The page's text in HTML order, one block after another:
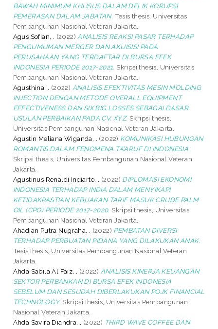
BAWAH MINIMUM KHUSUS DALAM DELIK KORUPSI
PEMERASAN DALAM JABATAN. Tesis thesis, Universitas
Pembangunan Nasional Veteran Jakarta.
Agus Sofian, .
(2022) ANALISIS REAKSI PASAR TERHADAP
PENGUMUMAN MERGER DAN AKUISISI PADA
PERUSAHAAN YANG TERDAFTAR DI BURSA EFEK
INDONESIA PERIODE 2017-2021. Skripsi thesis, Universitas
Pembangunan Nasional Veteran Jakarta.
Agusthina, .
(2022) ANALISIS EFEKTIVITAS MESIN MOLDING
INJECTION DENGAN METODE OVERALL EQUIPMENT
EFFECTIVENESS DAN SIX BIG LOSSES SEBAGAI DASAR
USULAN PERBAIKAN PADA CV. XYZ. Skripsi thesis,
Universitas Pembangunan Nasional Veteran Jakarta.
Agustin Meliana Wiganda, .
(2022) KOMUNIKASI HUBUNGAN
ROMANTIS DALAM FENOMENA TA’ARUF DI INDONESIA.
Skripsi thesis, Universitas Pembangunan Nasional Veteran
Jakarta.
Agustinus Renaldi Indiarto, .
(2022) DIPLOMASI EKONOMI
INDONESIA TERHADAP INDIA DALAM MENYIKAPI
KETIDAKPASTIAN KEBIJAKAN TARIF MASUK CRUDE PALM
OIL (CPO) PERIODE 2017-2020. Skripsi thesis, Universitas
Pembangunan Nasional Veteran Jakarta.
Ahadian Putra Nugraha, .
(2022) PEMBATAN DIVERSI
TERHADAP PERBUATAN PIDANA YANG DILAKUKAN ANAK.
Tesis thesis, Universitas Pembangunan Nasional Veteran
Jakarta.
Ahda Sabila Al Faiz, .
(2022) ANALISIS KINERJA KEUANGAN
SEKTOR PERBANKAN DI BURSA EFEK INDONESIA
SEBELUM DAN SESUDAH DIBERLAKUKAN POJK FINANCIAL
TECHNOLOGY. Skripsi thesis, Universitas Pembangunan
Nasional Veteran Jakarta.
Ahda Savira Diandra, .
(2022) THIRD WAVE COFFEE DAN